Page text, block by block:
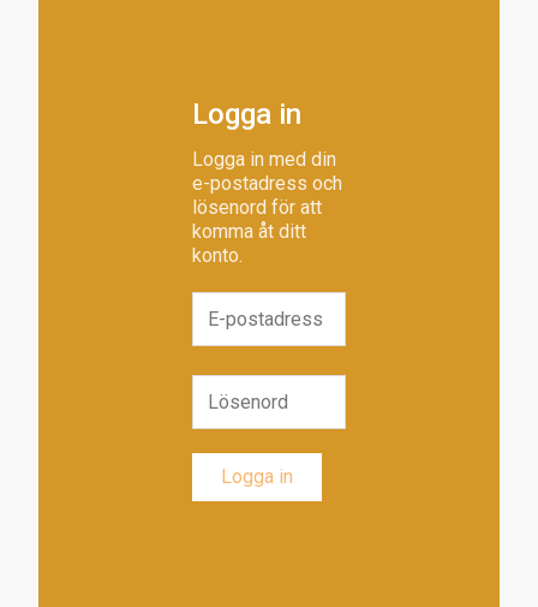
Logga in
Logga in med din
e-postadress och
lösenord för att
komma åt ditt
konto.